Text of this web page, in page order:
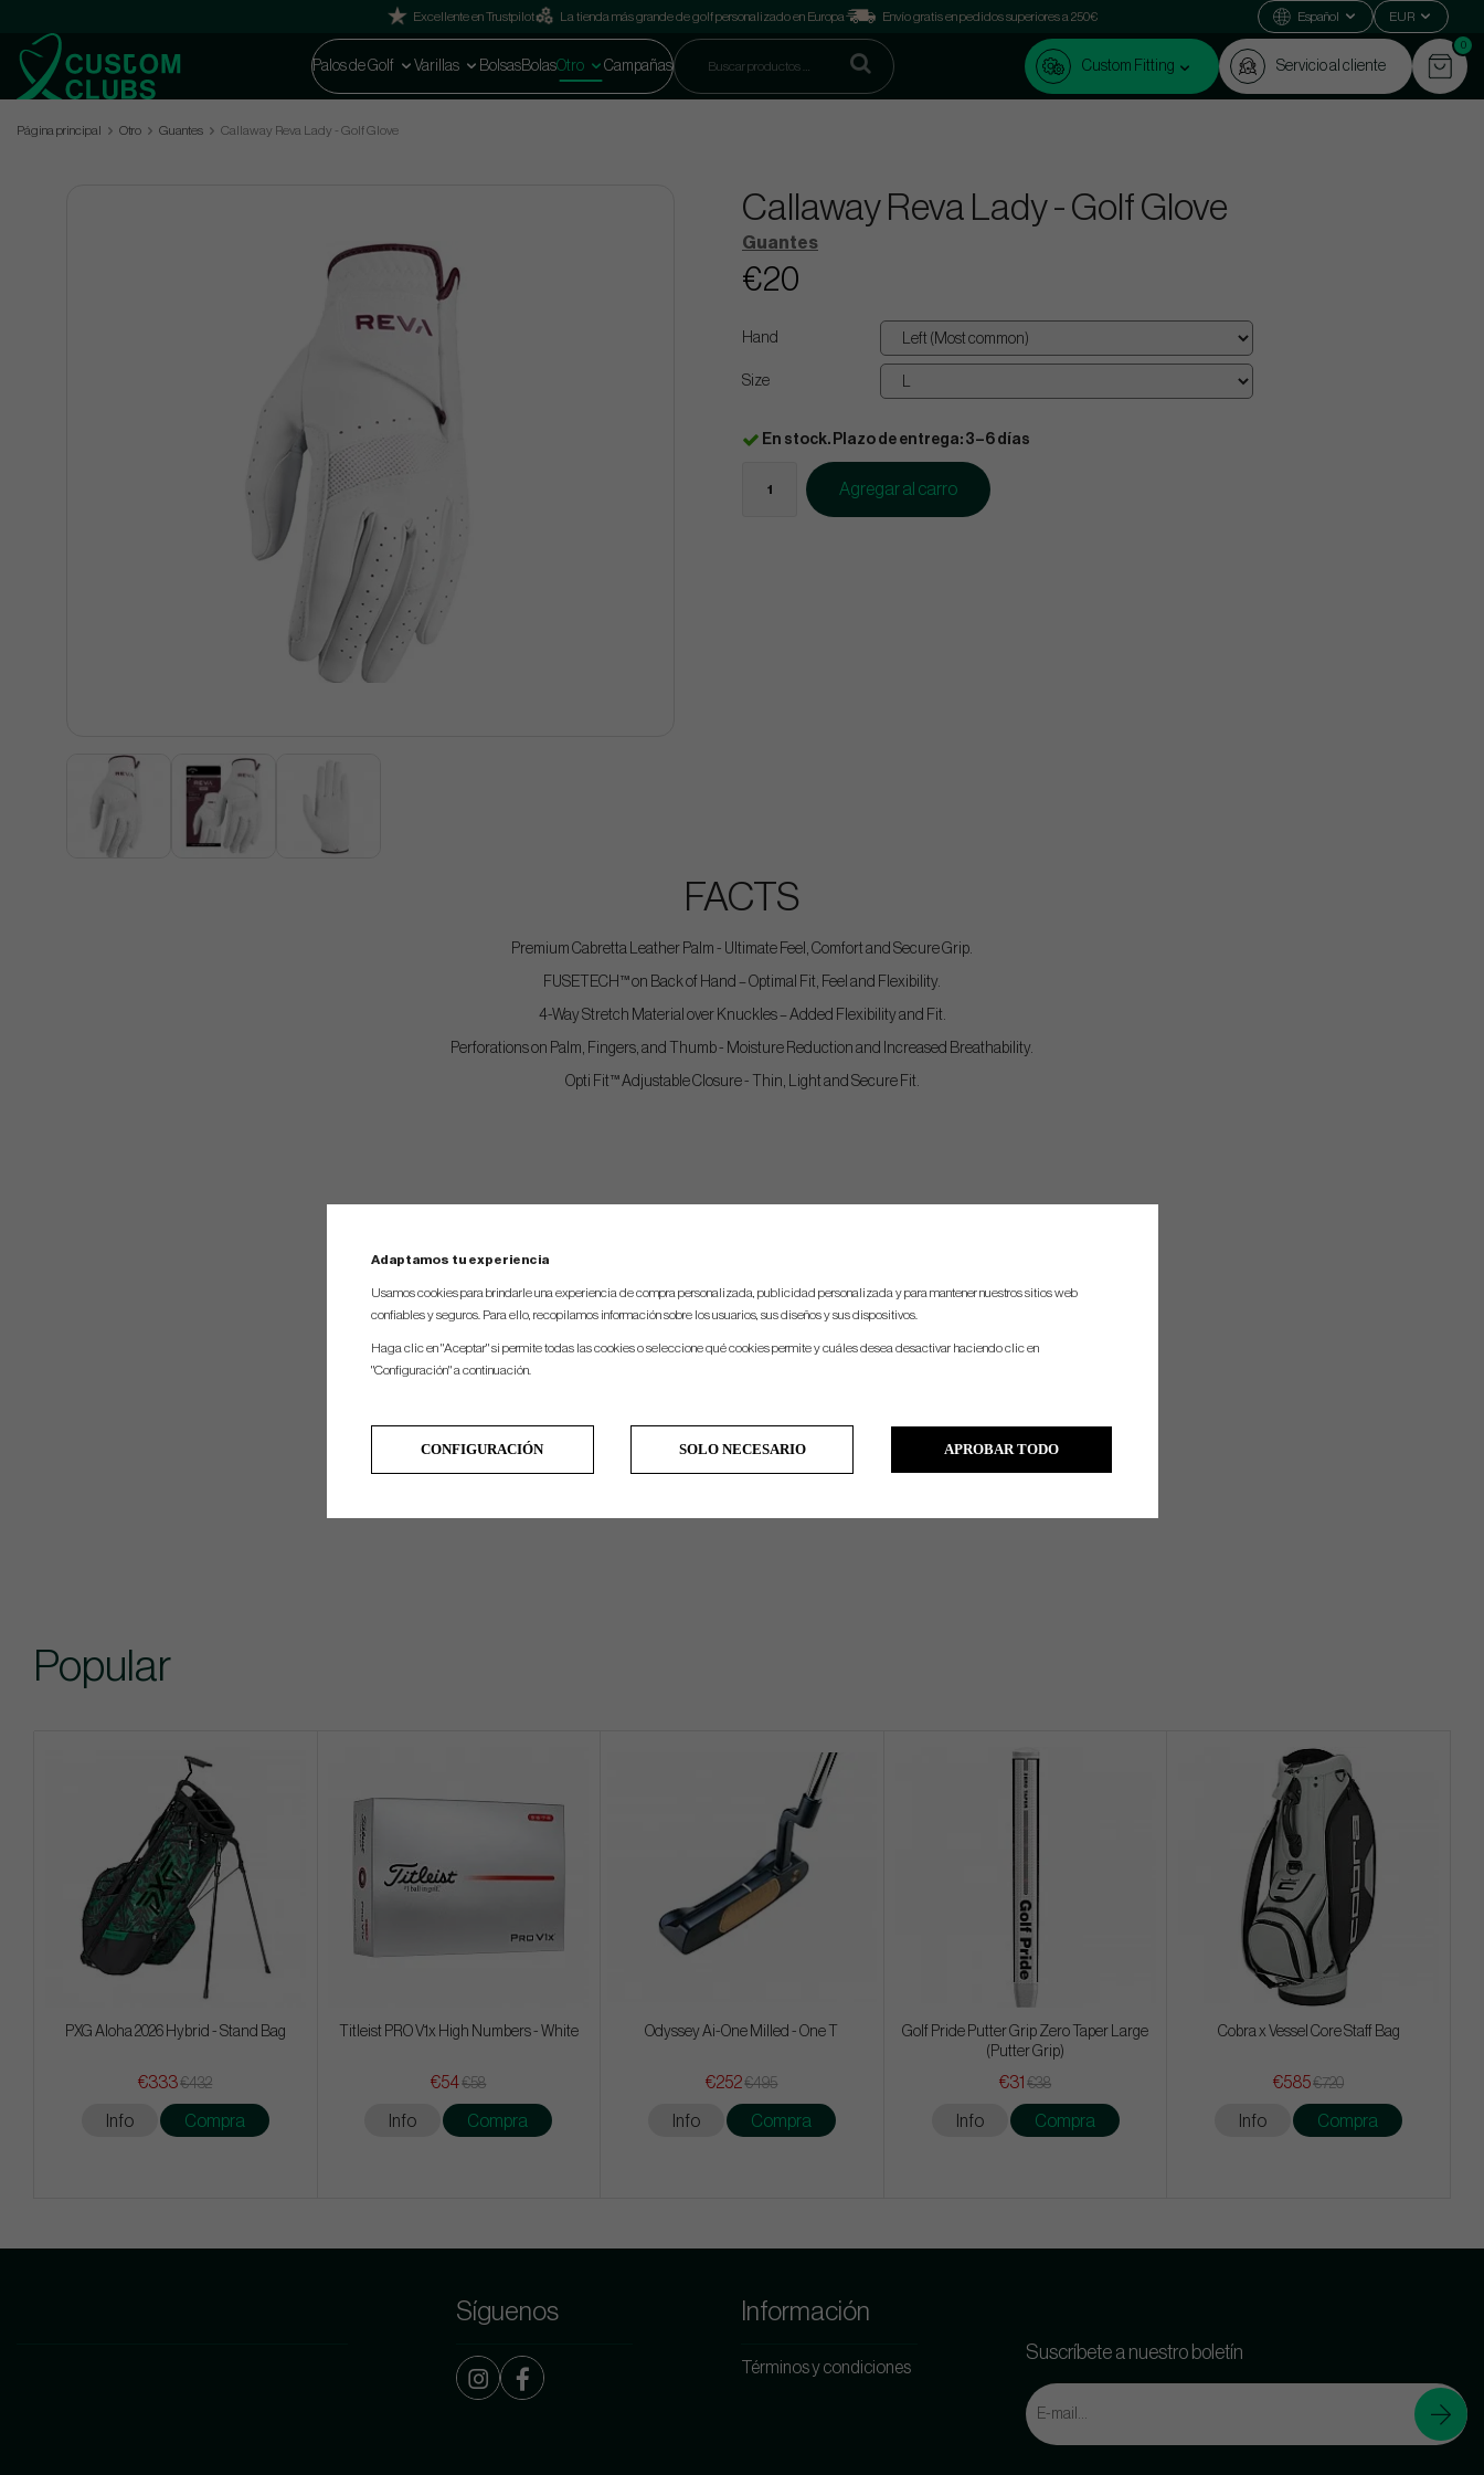
Excellente en Trustpilot La tienda más grande de golf personalizado en Europa Envío gratis en pedidos superiores a 250€ Español EUR
Palos de Golf Varillas BolsasBolasOtro Campañas Custom Fitting Servicio al cliente
0
Página principal Otro Guantes Callaway Reva Lady - Golf Glove
Callaway Reva Lady - Golf Glove
Guantes
€20
Hand
Size
En stock. Plazo de entrega: 3–6 días
Agregar al carro
FACTS
Premium Cabretta Leather Palm - Ultimate Feel, Comfort and Secure Grip.
FUSETECH™ on Back of Hand – Optimal Fit, Feel and Flexibility.
4-Way Stretch Material over Knuckles – Added Flexibility and Fit.
Perforations on Palm, Fingers, and Thumb - Moisture Reduction and Increased Breathability.
Opti Fit™ Adjustable Closure - Thin, Light and Secure Fit.
Popular
PXG Aloha 2026 Hybrid - Stand Bag
€333€432
Info Compra
Titleist PRO V1x High Numbers - White
€54€58
Info Compra
Odyssey Ai-One Milled - One T
€252 €495
Info Compra
Golf Pride Putter Grip Zero Taper Large
(Putter Grip)
€31 €38
Info Compra
Cobra x Vessel Core Staff Bag
€585€720
Info Compra
Síguenos Información
Términos y condiciones
Suscríbete a nuestro boletín
Adaptamos tu experiencia
Usamos cookies para brindarle una experiencia de compra personalizada, publicidad personalizada y para mantener nuestros sitios web
confiables y seguros. Para ello, recopilamos información sobre los usuarios, sus diseños y sus dispositivos.
Haga clic en "Aceptar" si permite todas las cookies o seleccione qué cookies permite y cuáles desea desactivar haciendo clic en
"Configuración" a continuación.
CONFIGURACIÓN SOLO NECESARIO APROBAR TODO